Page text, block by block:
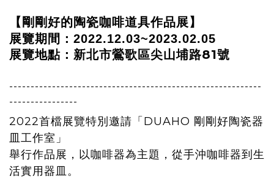
【剛剛好的陶瓷咖啡道具作品展】
展覽期間：2022.12.03~2023.02.05
展覽地點： 新北市鶯歌區尖山埔路81號
-----------------------------------------------------------
----------------
2022首檔展覽特別邀請「DUAHO 剛剛好陶瓷器
皿工作室」
舉行作品展，以咖啡器為主題，從手沖咖啡器到生
活實用器皿 。